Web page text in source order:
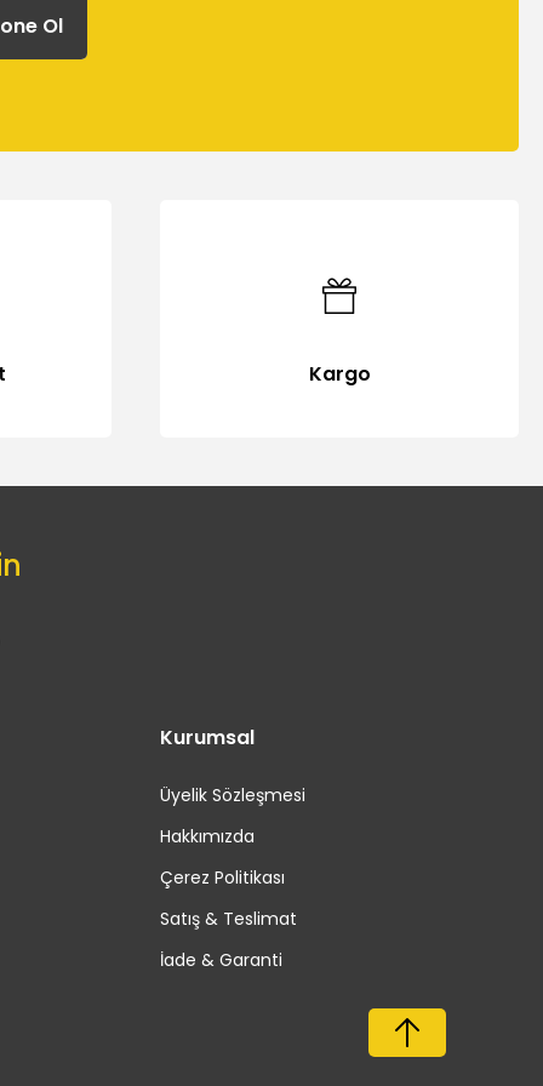
Ol
Kargo
Kurumsal
Üyelik Sözleşmesi
Hakkımızda
Çerez Politikası
Satış & Teslimat
İade & Garanti